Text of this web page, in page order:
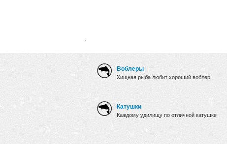
.
Воблеры
Хищная рыба любит хороший воблер
Катушки
Каждому удилищу по отличной катушке